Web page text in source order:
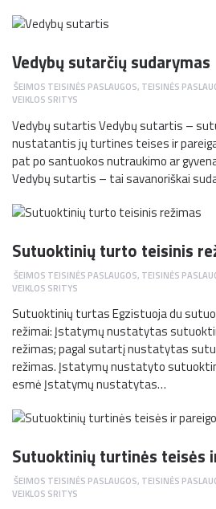
Vedybų sutarčių sudarymas
ŠEIMOS TEISINĖS PASLAUGOS, TEISINĖS
VEIKLOS SRITYS
Vedybų sutartis Vedybų sutartis –
nustatantis jų turtines teises ir
pat po santuokos nutraukimo ar
Vedybų sutartis – tai savanoriškai
Sutuoktinių turto teisinis
ŠEIMOS TEISINĖS PASLAUGOS, TEISINĖS
VEIKLOS SRITYS
Sutuoktinių turtas Egzistuoja du
režimai: Įstatymų nustatytas
režimas; pagal sutartį nustatytas
režimas. Įstatymų nustatyto
esmė Įstatymų nustatytas…
Sutuoktinių turtinės teisės
ŠEIMOS TEISINĖS PASLAUGOS, TEISINĖS
VEIKLOS SRITYS